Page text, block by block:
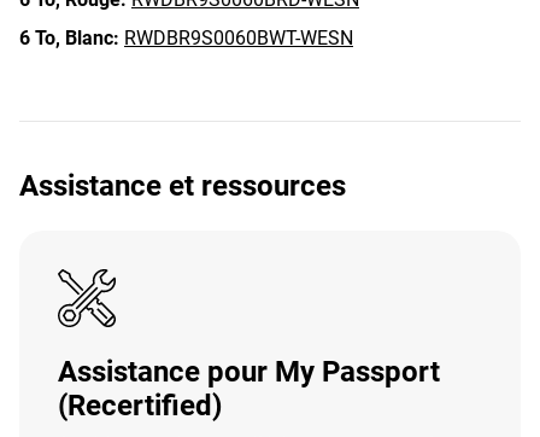
6 To, Blanc: RWDBR9S0060BWT-WESN
Assistance et ressources
Assistance pour My Passport
(Recertified)